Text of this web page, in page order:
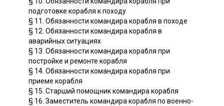
подготовке корабля к походу
§ 11. Обязанности командира корабля в походе
§ 12. Обязанности командира корабля в
аварийных ситуациях
§ 13. Обязанности командира корабля при
постройке и ремонте корабля
§ 14. Обязанности командира корабля при
приеме корабля
§ 15. Старший помощник командира корабля
§ 16. Заместитель командира корабля по военно-